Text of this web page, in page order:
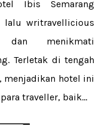
Ibis Semarang
lalu writravellicious
dan menikmati
Terletak di tengah
menjadikan hotel ini
traveller, baik...